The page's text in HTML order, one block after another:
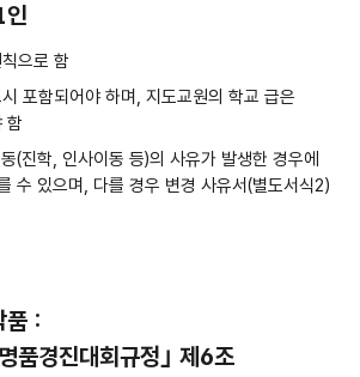
인
으로 함
포함되어야 하며, 지도교원의 학교 급은
함
(진학, 인사이동 등)의 사유가 발생한 경우에
수 있으며, 다를 경우 변경 사유서(별도서식2)
품 :
품경진대회규정｣ 제6조